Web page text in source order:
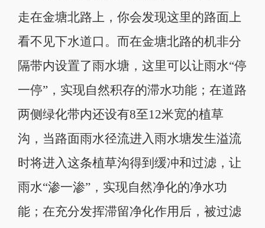
走在金塘北路上，你会发现这里的路面上
看不见下水道口。而在金塘北路的机非分
隔带内设置了雨水塘，这里可以让雨水“停
一停”，实现自然积存的滞水功能；在道路
两侧绿化带内还设有8至12米宽的植草
沟，当路面雨水径流进入雨水塘发生溢流
时将进入这条植草沟得到缓冲和过滤，让
雨水“渗一渗”，实现自然净化的净水功
能；在充分发挥滞留净化作用后，被过滤